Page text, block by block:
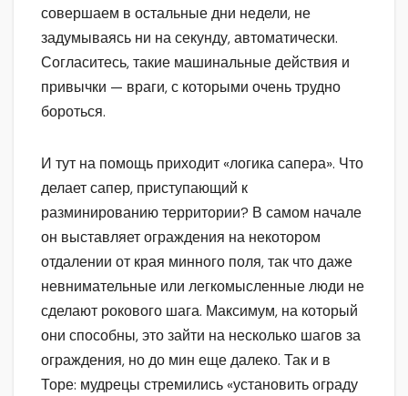
совершаем в остальные дни недели, не
задумываясь ни на секунду, автоматически.
Согласитесь, такие машинальные действия и
привычки — враги, с которыми очень трудно
бороться.
И тут на помощь приходит «логика сапера». Что
делает сапер, приступающий к
разминированию территории? В самом начале
он выставляет ограждения на некотором
отдалении от края минного поля, так что даже
невнимательные или легкомысленные люди не
сделают рокового шага. Максимум, на который
они способны, это зайти на несколько шагов за
ограждения, но до мин еще далеко. Так и в
Торе: мудрецы стремились «установить ограду